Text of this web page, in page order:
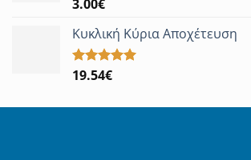
από 5
3.00€
Κυκλική Κύρια Αποχέτευση
Βαθμολογήθηκε
19.54€